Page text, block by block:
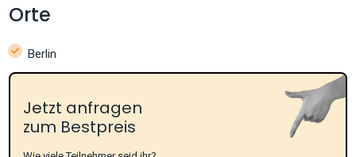
Orte
Berlin
Jetzt anfragen
zum Bestpreis